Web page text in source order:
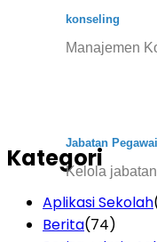
konseling
Manajemen
Jabatan Pegawai
Kelola
Kategori
Aplikasi Sekolah
Berita(74)